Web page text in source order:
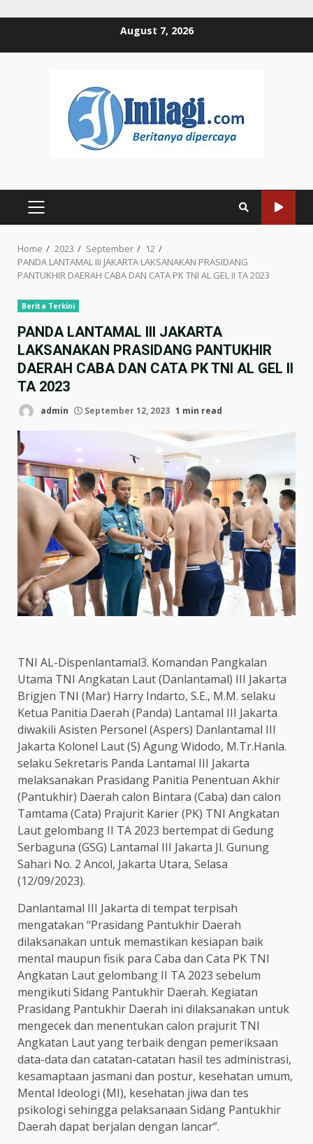
August 7, 2026
PRIMARY
Home 2023 September
12
PANDA LANTAMAL III JAKARTA LAKSANAKAN PRASIDANG
PANTUKHIR DAERAH CABA DAN CATA PK TNI AL GEL II TA 2023
Berita Terkini
PANDA LANTAMAL III JAKARTA
LAKSANAKAN PRASIDANG PANTUKHIR
DAERAH CABA DAN CATA PK TNI AL GEL II
TA 2023
admin September 12, 2023 1 min read
TNI AL-Dispenlantamal3. Komandan Pangkalan
Utama TNI Angkatan Laut (Danlantamal) III Jakarta
Brigjen TNI (Mar) Harry Indarto, S.E., M.M. selaku
Ketua Panitia Daerah (Panda) Lantamal III Jakarta
diwakili Asisten Personel (Aspers) Danlantamal III
Jakarta Kolonel Laut (S) Agung Widodo, M.Tr.Hanla.
selaku Sekretaris Panda Lantamal III Jakarta
melaksanakan Prasidang Panitia Penentuan Akhir
(Pantukhir) Daerah calon Bintara (Caba) dan calon
Tamtama (Cata) Prajurit Karier (PK) TNI Angkatan
Laut gelombang II TA 2023 bertempat di Gedung
Serbaguna (GSG) Lantamal III Jakarta Jl. Gunung
Sahari No. 2 Ancol, Jakarta Utara, Selasa
(12/09/2023).
Danlantamal III Jakarta di tempat terpisah
mengatakan “Prasidang Pantukhir Daerah
dilaksanakan untuk memastikan kesiapan baik
mental maupun fisik para Caba dan Cata PK TNI
Angkatan Laut gelombang II TA 2023 sebelum
mengikuti Sidang Pantukhir Daerah. Kegiatan
Prasidang Pantukhir Daerah ini dilaksanakan untuk
mengecek dan menentukan calon prajurit TNI
Angkatan Laut yang terbaik dengan pemeriksaan
data-data dan catatan-catatan hasil tes administrasi,
kesamaptaan jasmani dan postur, kesehatan umum,
Mental Ideologi (MI), kesehatan jiwa dan tes
psikologi sehingga pelaksanaan Sidang Pantukhir
Daerah dapat berjalan dengan lancar”.